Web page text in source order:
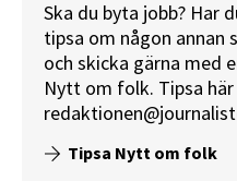
Ska du byta jobb? Har
tipsa om någon annan
och skicka gärna med
Nytt om folk. Tipsa här
Tipsa Nytt om folk